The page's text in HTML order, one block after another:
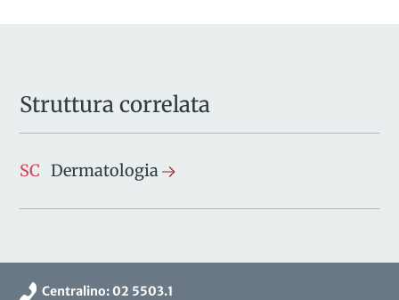
Struttura correlata
SC Dermatologia
Centralino: 02 5503.1